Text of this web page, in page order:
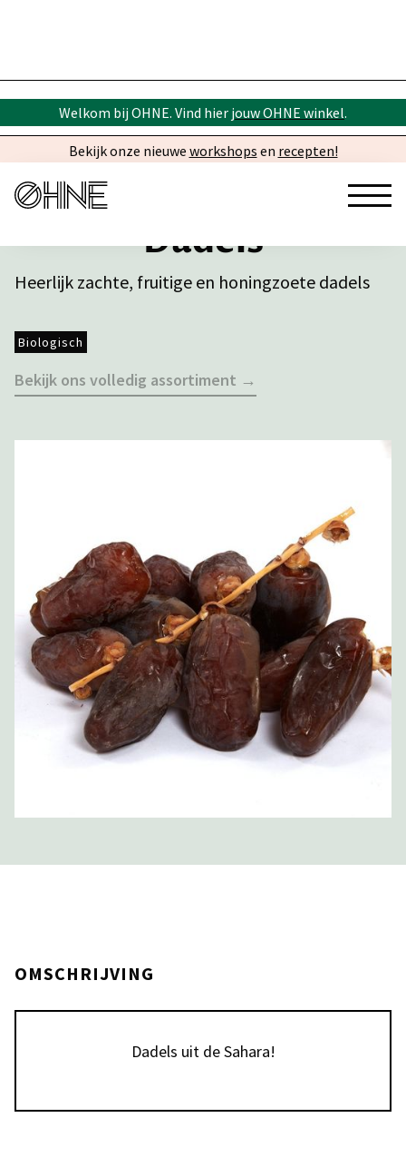
Welkom bij OHNE. Vind hier jouw OHNE winkel.
Bekijk onze nieuwe workshops en recepten!
Dadels
Heerlijk zachte, fruitige en honingzoete dadels
Biologisch
Bekijk ons volledig assortiment →
OMSCHRIJVING
Dadels uit de Sahara!